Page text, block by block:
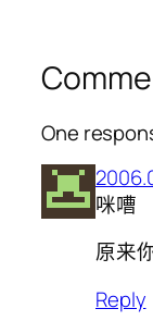
One
咪嘈
原来
Reply